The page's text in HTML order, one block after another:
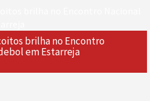
brilha no Encontro
em Estarreja